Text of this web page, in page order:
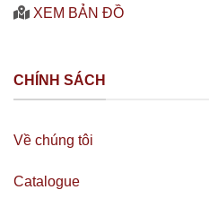
XEM BẢN ĐỒ
CHÍNH SÁCH
Về chúng tôi
Catalogue